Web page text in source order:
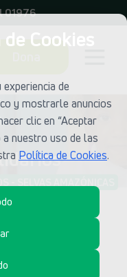
Cookies
de
y mostrarle anuncios
clic en “Aceptar
nuestro uso de las
Política de Cookies.
01976